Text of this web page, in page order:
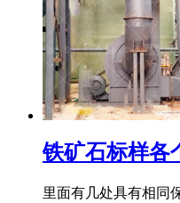
铁矿石标样各
里面有几处具有相同